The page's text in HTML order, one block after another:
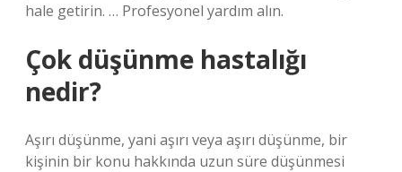
hale getirin. … Profesyonel yardım alın.
Çok düşünme hastalığı
nedir?
Aşırı düşünme, yani aşırı veya aşırı düşünme, bir
kişinin bir konu hakkında uzun süre düşünmesi